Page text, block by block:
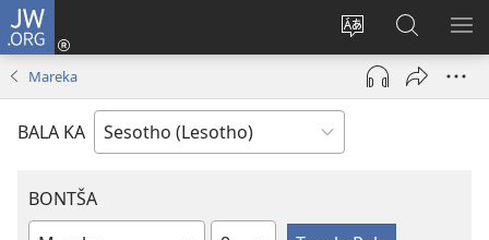
JW.ORG
Fetola
puo
Kena
(opens
window)
Batla
JW.ORG/
Mareka
BALA KA
BONTŠA